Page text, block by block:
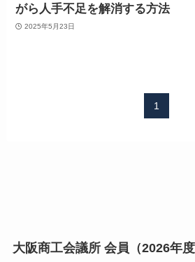
がら人手不足を解消する方法
2025年5月23日
1
大阪商工会議所 会員（2026年度